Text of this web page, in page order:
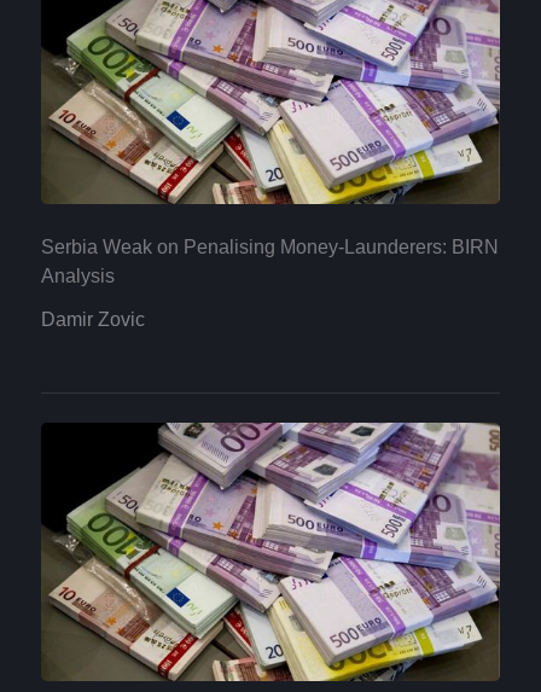
Serbia Weak on Penalising Money-Launderers: BIRN
Analysis
Damir Zovic